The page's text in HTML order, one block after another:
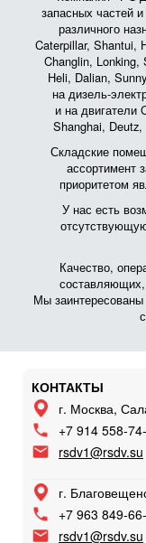
запасных частей
различного
Caterpillar, Shantui,
Changlin, Lonking,
Heli, Dalian,
на дизель-
и на двигатели
Shanghai,
Складские
ассортимент
приоритетом
У нас есть
Качество,
Мы
КОНТАКТЫ
г. Москва,
+7 914 558-
rsdv1@rsdv.su
г.
+7 963 849-
rsdv1@rsdv.su